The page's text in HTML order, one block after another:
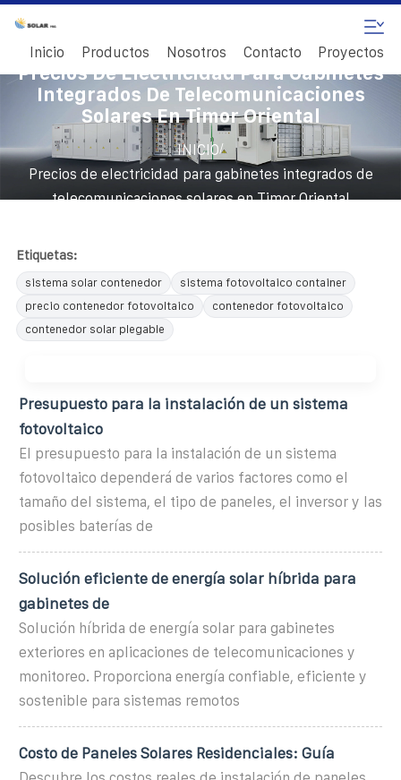
Inicio Productos Nosotros Contacto Proyectos
Precios De Electricidad Para Gabinetes
Integrados De Telecomunicaciones
Solares En Timor Oriental
INICIO/
Precios de electricidad para gabinetes integrados de
telecomunicaciones solares en Timor Oriental
Etiquetas:
sistema solar contenedor
sistema fotovoltaico container
precio contenedor fotovoltaico
contenedor fotovoltaico
contenedor solar plegable
Presupuesto para la instalación de un sistema
fotovoltaico
El presupuesto para la instalación de un sistema
fotovoltaico dependerá de varios factores como el
tamaño del sistema, el tipo de paneles, el inversor y las
posibles baterías de
Solución eficiente de energía solar híbrida para
gabinetes de
Solución híbrida de energía solar para gabinetes
exteriores en aplicaciones de telecomunicaciones y
monitoreo. Proporciona energía confiable, eficiente y
sostenible para sistemas remotos
Costo de Paneles Solares Residenciales: Guía